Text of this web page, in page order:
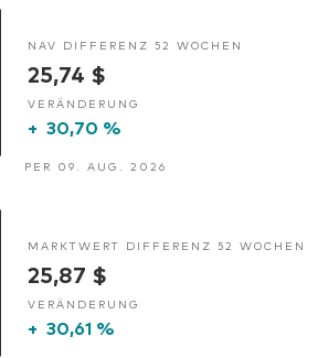
NAV DIFFERENZ 52 WOCHEN
25,74 $
VERÄNDERUNG
+ 30,70 %
PER 09. AUG. 2026
MARKTWERT DIFFERENZ 52 WOCHEN
25,87 $
VERÄNDERUNG
+ 30,61 %